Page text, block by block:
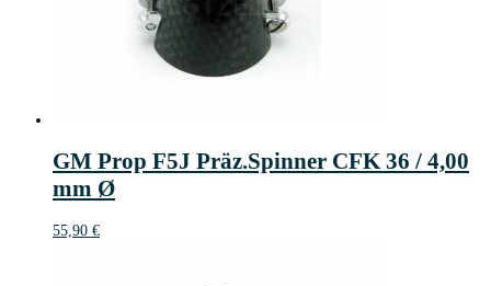
GM Prop F5J Präz.Spinner CFK 36 / 4,00
mm Ø
55,90 €